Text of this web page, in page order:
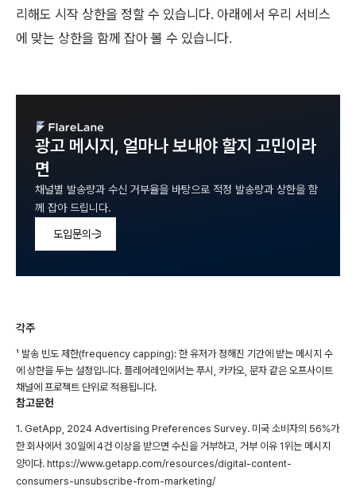
리해도 시작 상한을 정할 수 있습니다. 아래에서 우리 서비스
에 맞는 상한을 함께 잡아 볼 수 있습니다.
광고 메시지, 얼마나 보내야 할지 고민이라
면
채널별 발송량과 수신 거부율을 바탕으로 적정 발송량과 상한을 함
께 잡아 드립니다.
도입문의
각주
¹ 발송 빈도 제한(frequency capping): 한 유저가 정해진 기간에 받는 메시지 수
에 상한을 두는 설정입니다. 플레어레인에서는 푸시, 카카오, 문자 같은 오프사이트
채널에 프로젝트 단위로 적용됩니다.
참고문헌
1. GetApp, 2024 Advertising Preferences Survey. 미국 소비자의 56%가
한 회사에서 30일에 4건 이상을 받으면 수신을 거부하고, 거부 이유 1위는 메시지
양이다. https://www.getapp.com/resources/digital-content-
consumers-unsubscribe-from-marketing/